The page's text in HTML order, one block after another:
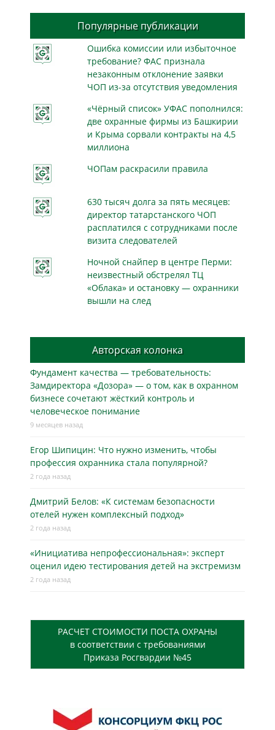
Популярные публикации
Ошибка комиссии или избыточное
требование? ФАС признала
незаконным отклонение заявки
ЧОП из-за отсутствия уведомления
«Чёрный список» УФАС пополнился:
две охранные фирмы из Башкирии
и Крыма сорвали контракты на 4,5
миллиона
ЧОПам раскрасили правила
630 тысяч долга за пять месяцев:
директор татарстанского ЧОП
расплатился с сотрудниками после
визита следователей
Ночной снайпер в центре Перми:
неизвестный обстрелял ТЦ
«Облака» и остановку — охранники
вышли на след
Авторская колонка
Фундамент качества — требовательность:
Замдиректора «Дозора» — о том, как в охранном
бизнесe сочетают жёсткий контроль и
человеческое понимание
9 месяцев назад
Егор Шипицин: Что нужно изменить, чтобы
профессия охранника стала популярной?
2 года назад
Дмитрий Белов: «К системам безопасности
отелей нужен комплексный подход»
2 года назад
«Инициатива непрофессиональная»: эксперт
оценил идею тестирования детей на экстремизм
2 года назад
РАСЧЕТ СТОИМОСТИ ПОСТА ОХРАНЫ
в соответствии с требованиями
Приказа Росгвардии №45